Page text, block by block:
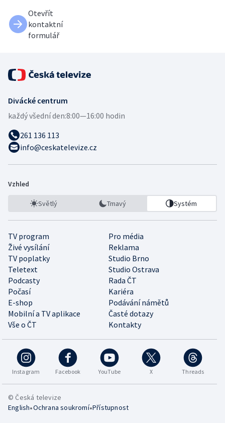
Otevřít
kontaktní
formulář
Divácké centrum
každý všední den:8:00—16:00 hodin
261 136 113
info@ceskatelevize.cz
Vzhled
Světlý Tmavý Systém
TV program
Pro média
Živé vysílání
Reklama
TV poplatky
Studio Brno
Teletext
Studio Ostrava
Podcasty
Rada ČT
Počasí
Kariéra
E-shop
Podávání námětů
Mobilní a TV aplikace
Časté dotazy
Vše o ČT
Kontakty
Instagram Facebook YouTube X Threads
© Česká televize
English•Ochrana soukromí•Přístupnost